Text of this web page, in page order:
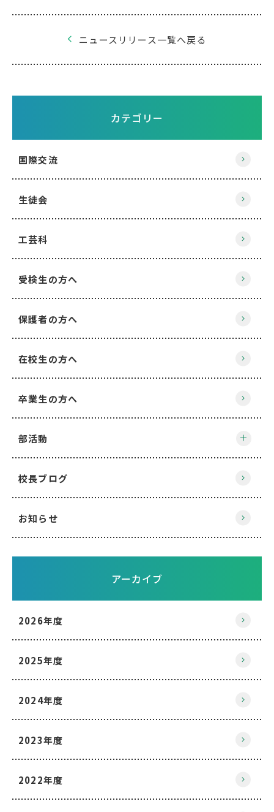
ニュースリリース一覧へ戻る
カテゴリー
国際交流
生徒会
工芸科
受検生の方へ
保護者の方へ
在校生の方へ
卒業生の方へ
部活動
校長ブログ
お知らせ
アーカイブ
2026年度
2025年度
2024年度
2023年度
2022年度